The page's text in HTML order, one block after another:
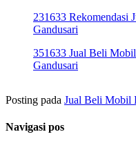
231633 Rekomendasi
Gandusari
351633 Jual Beli
Gandusari
Posting pada Jual Beli Mobil
Navigasi pos